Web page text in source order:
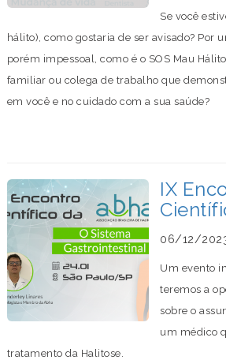
Se você
hálito), como gostaria de ser avisado? Por
porém impessoal, como é o SOS Mau
familiar ou colega de trabalho que
em você e no cuidado com a sua saúde?
IX
06/12/
Um evento
teremos a
sobre o
um médico
tratamento da Halitose.